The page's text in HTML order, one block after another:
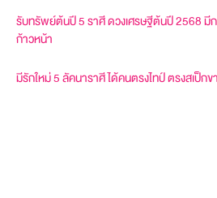
รับทรัพย์ต้นปี 5 ราศี ดวงเศรษฐีต้นปี 2568 มี
ก้าวหน้า
มีรักใหม่ 5 ลัคนาราศี ได้คนตรงไทป์ ตรงสเป็ก